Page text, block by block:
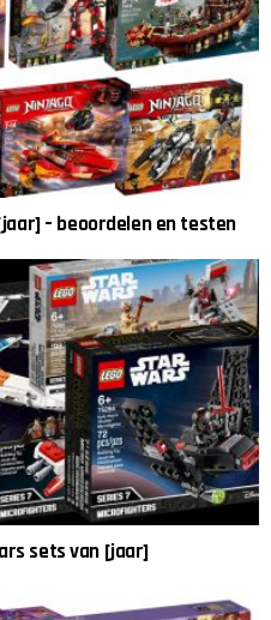
– beoordelen en testen
sets van [jaar]